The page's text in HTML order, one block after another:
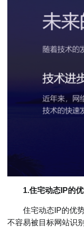
1.住宅动态IP的
住宅动态IP的优势
不容易被目标网站识